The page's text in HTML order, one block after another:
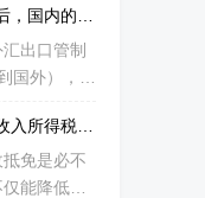
国对 “杰出
构
出口管制
国外），可
、孩子教育
免是必不
能降低您